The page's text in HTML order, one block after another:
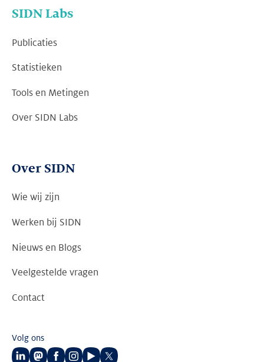
SIDN Labs
Publicaties
Statistieken
Tools en Metingen
Over SIDN Labs
Over SIDN
Wie wij zijn
Werken bij SIDN
Nieuws en Blogs
Veelgestelde vragen
Contact
Volg ons